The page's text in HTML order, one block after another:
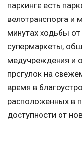
паркинге есть
велотранспорта и
минутах ходьбы
супермаркеты,
медучреждения и
прогулок на
время в
расположенных в
доступности от